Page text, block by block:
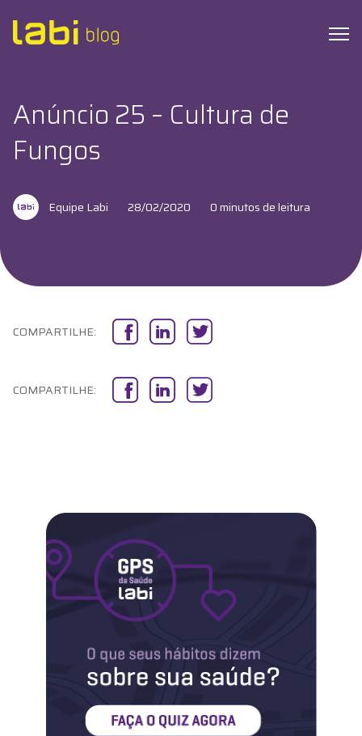
Check-ups
Dicas de Saúde
Institucional
Saúde do Homem
Sobre o Labi
Testes
Conheça o Labi
Anúncio 25 – Cultura de
Fungos
Equipe Labi 28/02/2020 0 minutos de leitura
COMPARTILHE:
COMPARTILHE: